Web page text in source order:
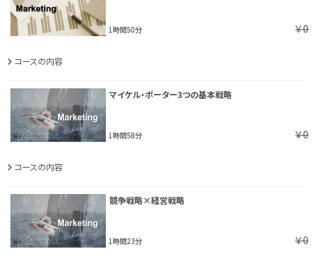
1時間50分 ￥0
コースの内容
マイケル・ポーター3つの基本戦略
1時間58分 ￥0
コースの内容
競争戦略×経営戦略
1時間23分 ￥0